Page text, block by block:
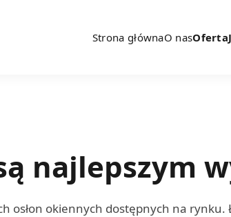
Strona głównaO nasOferta
najlepszym
osłon okiennych dostępnych na rynku.